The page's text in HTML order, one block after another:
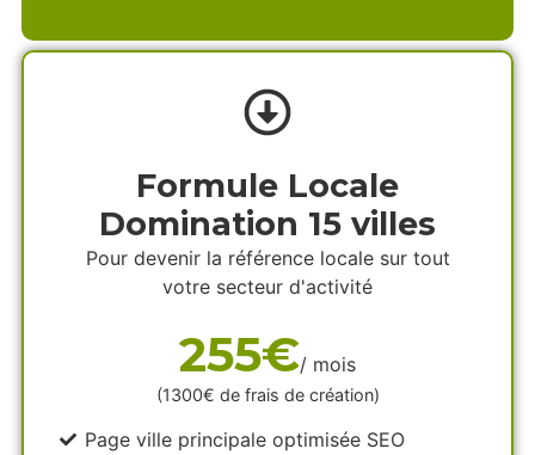
Formule Locale
Domination 15 villes
Pour devenir la référence locale sur tout
votre secteur d'activité
255€/ mois
(1300€ de frais de création)
Page ville principale optimisée SEO